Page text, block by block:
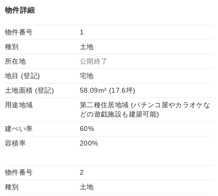
物件詳細
物件番号
1
種別
土地
所在地
公開終了
地目 (登記)
宅地
土地面積 (登記)
58.09m² (17.6坪)
用途地域
第二種住居地域 (パチンコ屋やカラオケな
どの遊戯施設も建築可能)
建ぺい率
60%
容積率
200%
物件番号
2
種別
土地